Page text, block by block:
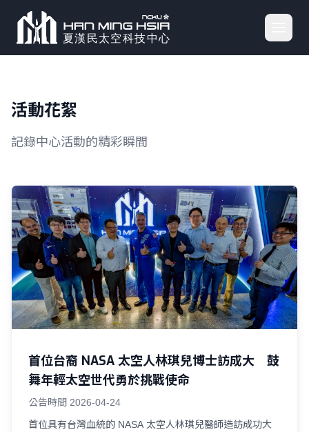
活動花絮
記錄中心活動的精彩瞬間
01
首位台裔 NASA 太空人林琪兒博士訪成大 鼓
舞年輕太空世代勇於挑戰使命
公告時間 2026-04-24
首位具有台灣血統的 NASA 太空人林琪兒醫師造訪成功大